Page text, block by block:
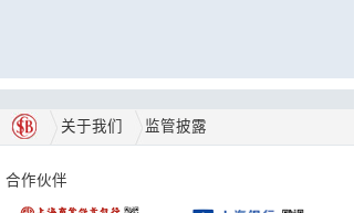
关于我们 监管披露
合作伙伴